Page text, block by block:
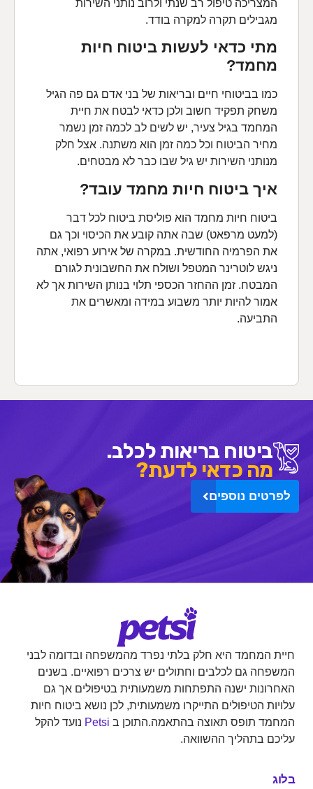
המצריכה טיפול רב שנתי ולרוב נותני השירות
מגבילים תקרה למקרה בודד.
מתי כדאי לעשות ביטוח חיות
מחמד?
כמו בביטוחי חיים ובריאות של בני אדם גם פה הגיל
משחק תפקיד חשוב ולכן כדאי לבטח את חיית
המחמד בגיל צעיר, יש לשים לב לכמה זמן נשמר
מחיר הביטוח וכל כמה זמן הוא משתנה. אצל חלק
מנותני השירות יש גיל שבו כבר לא מבטחים.
איך ביטוח חיות מחמד עובד?
ביטוח חיות מחמד הוא פוליסת ביטוח לכל דבר
(למעט מרפאט) שבה אתה קובע את הכיסוי וכך גם
את הפרמיה החודשית. במקרה של אירוע רפואי, אתה
ניגש לוטרינר המטפל ושולח את החשבונית לגורם
המבטח. זמן ההחזר הכספי תלוי בנותן השירות אך לא
אמור להיות יותר משבוע במידה ומאשרים את
התביעה.
ביטוח בריאות לכלב.
מה כדאי לדעת?
לפרטים נוספים
חיית המחמד היא חלק בלתי נפרד מהמשפחה ובדומה לבני
המשפחה גם לכלבים וחתולים יש צרכים רפואיים. בשנים
האחרונות ישנה התפתחות משמעותית בטיפולים אך גם
עלויות הטיפולים התייקרו משמעותית, לכן נושא ביטוח חיות
המחמד תופס תאוצה בהתאמה.התוכן ב Petsi נועד להקל
עליכם בתהליך ההשוואה.
בלוג